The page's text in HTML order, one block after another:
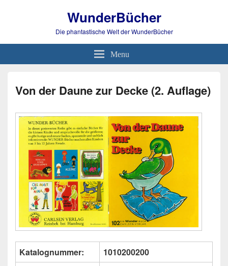
WunderBücher
Die phantastische Welt der WunderBücher
Menu
Von der Daune zur Decke (2. Auflage)
Katalognummer:
1010200200